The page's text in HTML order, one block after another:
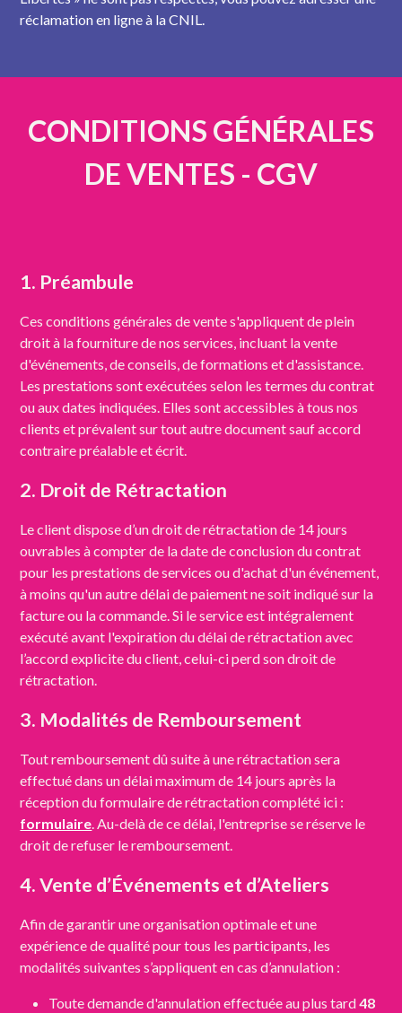
réclamation en ligne à la CNIL.
CONDITIONS GÉNÉRALES
DE VENTES - CGV
1. Préambule
Ces conditions générales de vente s'appliquent de plein
droit à la fourniture de nos services, incluant la vente
d'événements, de conseils, de formations et d'assistance.
Les prestations sont exécutées selon les termes du contrat
ou aux dates indiquées. Elles sont accessibles à tous nos
clients et prévalent sur tout autre document sauf accord
contraire préalable et écrit.
2. Droit de Rétractation
Le client dispose d’un droit de rétractation de 14 jours
ouvrables à compter de la date de conclusion du contrat
pour les prestations de services ou d'achat d'un événement,
à moins qu'un autre délai de paiement ne soit indiqué sur la
facture ou la commande. Si le service est intégralement
exécuté avant l'expiration du délai de rétractation avec
l’accord explicite du client, celui-ci perd son droit de
rétractation.
3. Modalités de Remboursement
Tout remboursement dû suite à une rétractation sera
effectué dans un délai maximum de 14 jours après la
réception du formulaire de rétractation complété ici :
formulaire. Au-delà de ce délai, l'entreprise se réserve le
droit de refuser le remboursement.
4. Vente d’Événements et d’Ateliers
Afin de garantir une organisation optimale et une
expérience de qualité pour tous les participants, les
modalités suivantes s’appliquent en cas d’annulation :
Toute demande d'annulation effectuée au plus tard48